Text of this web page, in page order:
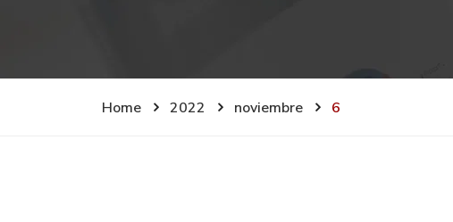
Home 2022 noviembre 6